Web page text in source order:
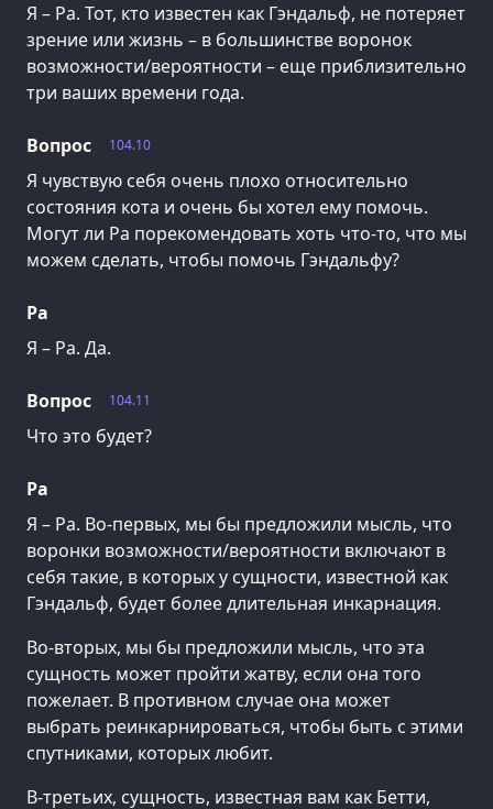
Я – Ра. Тот, кто известен как Гэндальф, не потеряет
зрение или жизнь – в большинстве воронок
возможности/вероятности – еще приблизительно
три ваших времени года.
104.10
Вопрос
Я чувствую себя очень плохо относительно
состояния кота и очень бы хотел ему помочь.
Могут ли Ра порекомендовать хоть что-то, что мы
можем сделать, чтобы помочь Гэндальфу?
Ра
Я – Ра. Да.
104.11
Вопрос
Что это будет?
Ра
Я – Ра. Во-первых, мы бы предложили мысль, что
воронки возможности/вероятности включают в
себя такие, в которых у сущности, известной как
Гэндальф, будет более длительная инкарнация.
Во-вторых, мы бы предложили мысль, что эта
сущность может пройти жатву, если она того
пожелает. В противном случае она может
выбрать реинкарнироваться, чтобы быть с этими
спутниками, которых любит.
В-третьих, сущность, известная вам как Бетти,